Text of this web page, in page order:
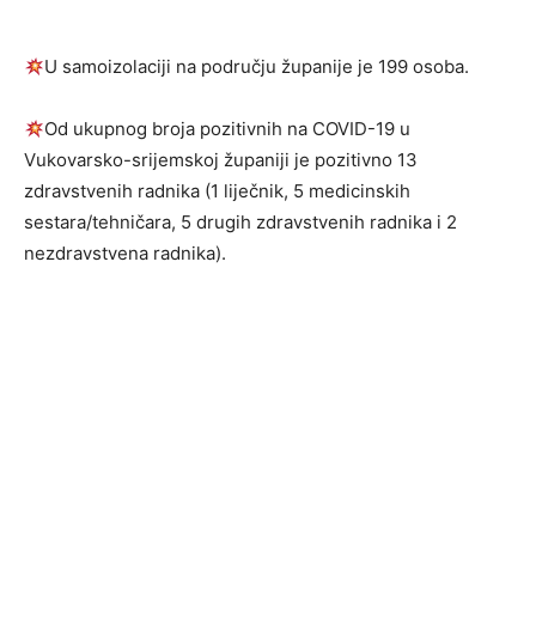
U samoizolaciji na području županije je 199 osoba.
Od ukupnog broja pozitivnih na COVID-19 u
Vukovarsko-srijemskoj županiji je pozitivno 13
zdravstvenih radnika (1 liječnik, 5 medicinskih
sestara/tehničara, 5 drugih zdravstvenih radnika i 2
nezdravstvena radnika).